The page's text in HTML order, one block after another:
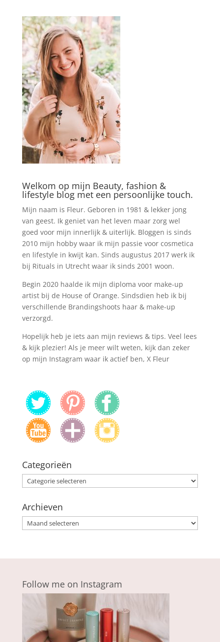
Welkom op mijn Beauty, fashion &
lifestyle blog met een persoonlijke touch.
Mijn naam is Fleur. Geboren in 1981 & lekker jong
van geest. Ik geniet van het leven maar zorg wel
goed voor mijn innerlijk & uiterlijk. Bloggen is sinds
2010 mijn hobby waar ik mijn passie voor cosmetica
en lifestyle in kwijt kan. Sinds augustus 2017 werk ik
bij Rituals in Utrecht waar ik sinds 2001 woon.
Begin 2020 haalde ik mijn diploma voor make-up
artist bij de House of Orange. Sindsdien heb ik bij
verschillende Brandingshoots haar & make-up
verzorgd.
Hopelijk heb je iets aan mijn reviews & tips. Veel lees
& kijk plezier! Als je meer wilt weten, kijk dan zeker
op mijn Instagram waar ik actief ben, X Fleur
Categorieën
Categorieën
Archieven
Archieven
Follow me on Instagram